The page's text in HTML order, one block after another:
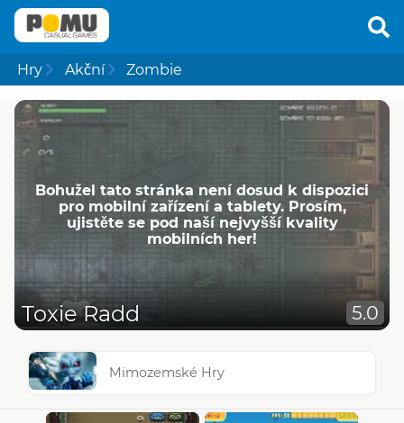
Hry Akční Zombie
Bohužel tato stránka není dosud k dispozici
pro mobilní zařízení a tablety. Prosím,
ujistěte se pod naší nejvyšší kvality
mobilních her!
Toxie Radd 5.0
Mimozemské Hry